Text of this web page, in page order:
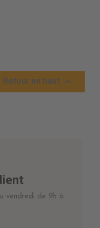
Retour en haut 
vendredi de 9h à